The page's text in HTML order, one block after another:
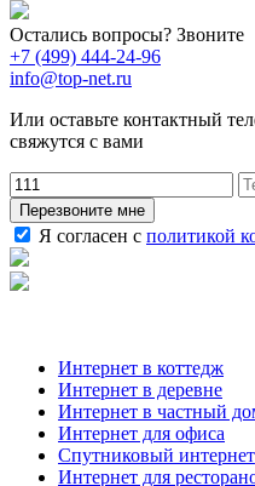
Остались вопросы? Звоните
+7 (499) 444-24-96
info@top-net.ru
Или оставьте контактный
свяжутся с вами
Перезвоните мне
Я согласен с политикой
Интернет в коттедж
Интернет в деревне
Интернет в частный
Интернет для офиса
Спутниковый интернет
Интернет для